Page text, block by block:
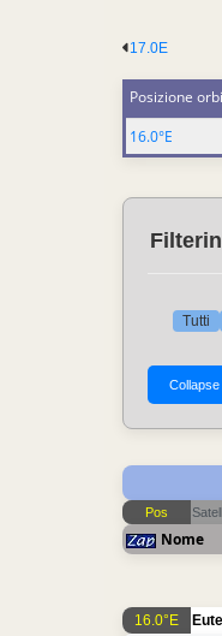
17.0E
Posizione
16.0°E
Tutti
Pos
Nome
16.0°E